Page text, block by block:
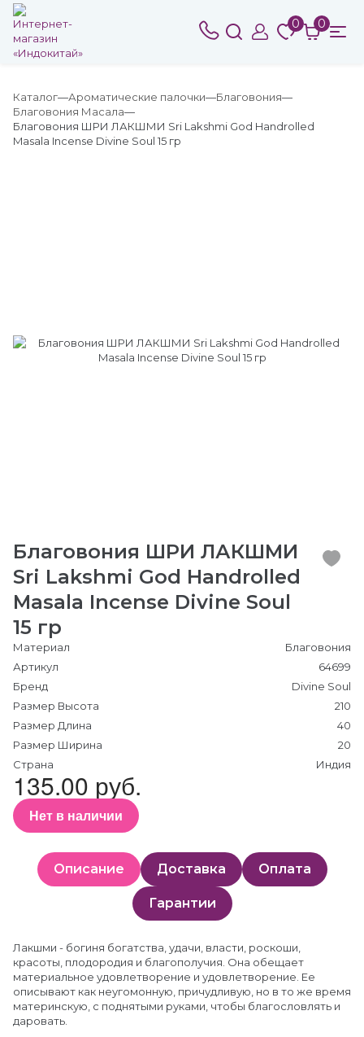
0 0
Каталог Ароматические палочки
Благовония
Благовония Масала
Благовония ШРИ ЛАКШМИ Sri Lakshmi God Handrolled
Masala Incense Divine Soul 15 гр
Благовония ШРИ ЛАКШМИ
Sri Lakshmi God Handrolled
Masala Incense Divine Soul
15 гр
Материал
Благовония
Артикул
64699
Бренд
Divine Soul
Размер Высота
210
Размер Длина
40
Размер Ширина
20
Страна
Индия
135.00 руб.
Нет в наличии
Описание Доставка Оплата
Гарантии
Лакшми - богиня богатства, удачи, власти, роскоши,
красоты, плодородия и благополучия. Она обещает
материальное удовлетворение и удовлетворение. Ее
описывают как неугомонную, причудливую, но в то же время
материнскую, с поднятыми руками, чтобы благословлять и
даровать.